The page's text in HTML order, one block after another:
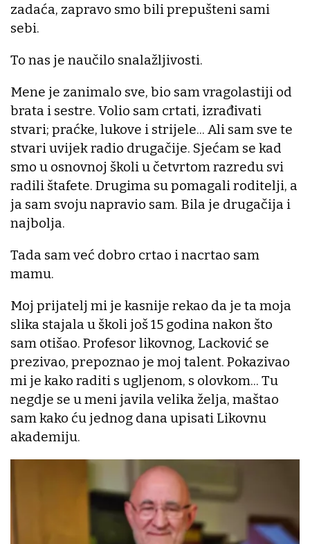
zadaća, zapravo smo bili prepušteni sami
sebi.
To nas je naučilo snalažljivosti.
Mene je zanimalo sve, bio sam vragolastiji od
brata i sestre. Volio sam crtati, izrađivati
stvari; praćke, lukove i strijele... Ali sam sve te
stvari uvijek radio drugačije. Sjećam se kad
smo u osnovnoj školi u četvrtom razredu svi
radili štafete. Drugima su pomagali roditelji, a
ja sam svoju napravio sam. Bila je drugačija i
najbolja.
Tada sam već dobro crtao i nacrtao sam
mamu.
Moj prijatelj mi je kasnije rekao da je ta moja
slika stajala u školi još 15 godina nakon što
sam otišao. Profesor likovnog, Lacković se
prezivao, prepoznao je moj talent. Pokazivao
mi je kako raditi s ugljenom, s olovkom... Tu
negdje se u meni javila velika želja, maštao
sam kako ću jednog dana upisati Likovnu
akademiju.